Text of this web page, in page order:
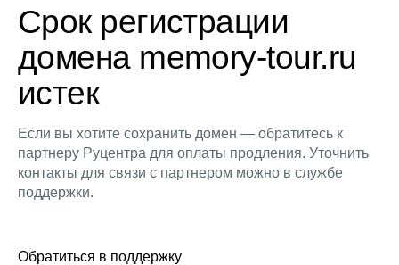
Срок регистрации
домена memory-tour.ru
истек
Если вы хотите сохранить домен — обратитесь к
партнеру Руцентра для оплаты продления. Уточнить
контакты для связи с партнером можно в службе
поддержки.
Обратиться в поддержку